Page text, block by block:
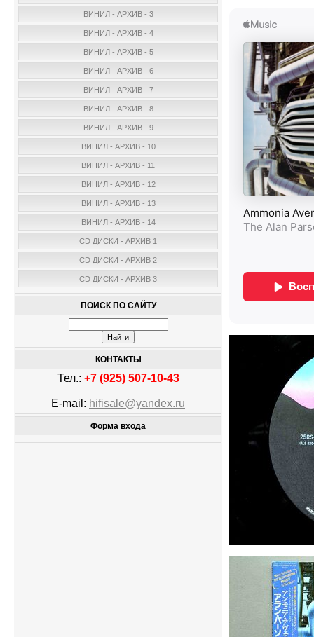
ВИНИЛ - АРХИВ - 3
ВИНИЛ - АРХИВ - 4
ВИНИЛ - АРХИВ - 5
ВИНИЛ - АРХИВ - 6
ВИНИЛ - АРХИВ - 7
ВИНИЛ - АРХИВ - 8
ВИНИЛ - АРХИВ - 9
ВИНИЛ - АРХИВ - 10
ВИНИЛ - АРХИВ - 11
ВИНИЛ - АРХИВ - 12
ВИНИЛ - АРХИВ - 13
ВИНИЛ - АРХИВ - 14
CD ДИСКИ - АРХИВ 1
CD ДИСКИ - АРХИВ 2
CD ДИСКИ - АРХИВ 3
ПОИСК ПО САЙТУ
КОНТАКТЫ
Тел.: +7 (925) 507-10-43
E-mail: hifisale@yandex.ru
Форма входа